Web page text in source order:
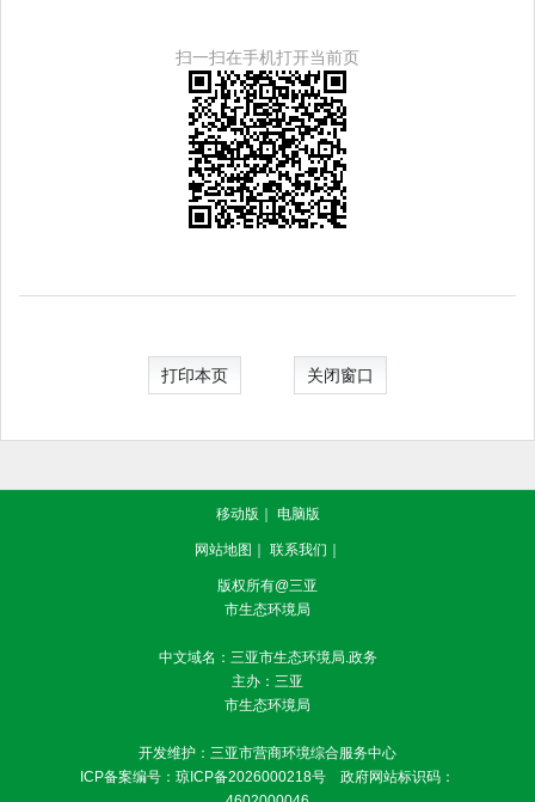
扫一扫在手机打开当前页
打印本页 关闭窗口
移动版 ｜ 电脑版
网站地图 ｜ 联系我们 ｜
版权所有@三亚
市生态环境局
中文域名：三亚市生态环境局.政务
主办：三亚
市生态环境局
开发维护：三亚市营商环境综合服务中心
ICP备案编号： 琼ICP备2026000218号
政府网站标识码：